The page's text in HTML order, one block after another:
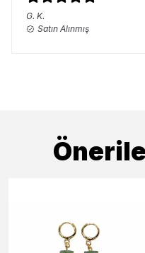
G. K.
Satın Alınmış